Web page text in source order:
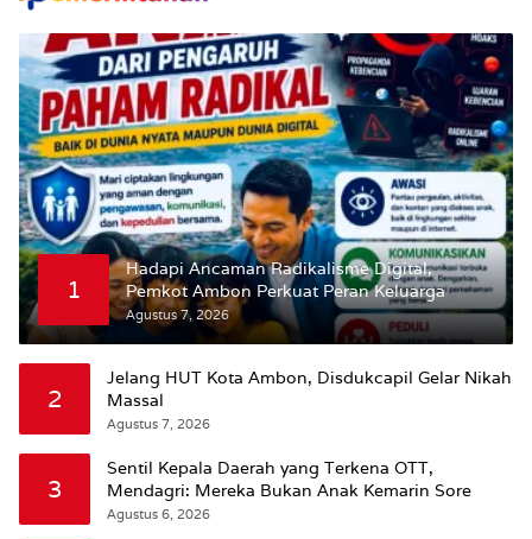
1
Hadapi Ancaman Radikalisme Digital,
Pemkot Ambon Perkuat Peran Keluarga
Agustus 7, 2026
2
Jelang HUT Kota Ambon, Disdukcapil Gelar Nikah
Massal
Agustus 7, 2026
3
Sentil Kepala Daerah yang Terkena OTT,
Mendagri: Mereka Bukan Anak Kemarin Sore
Agustus 6, 2026